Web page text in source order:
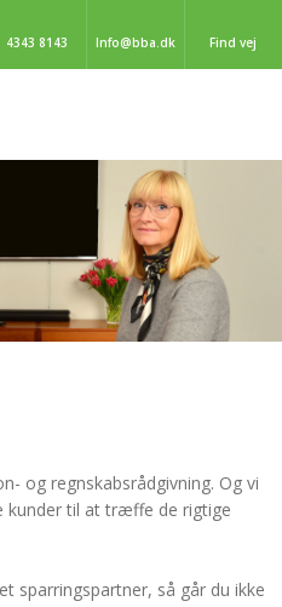
4343 8143 Info@bba.dk Find vej
og regnskabsrådgivning. Og vi
til at træffe de rigtige
sparringspartner, så går du ikke